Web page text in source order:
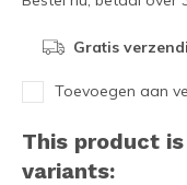
Gratis
Toevoegen aan
This product
variants: